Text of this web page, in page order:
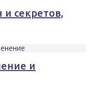
секретов,
и